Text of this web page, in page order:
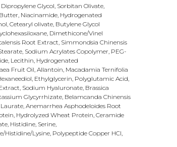
Glycol, Sorbitan Olivate,
Niacinamide, Hydrogenated
Cetearyl olivate, Butylene Glycol
Dimethicone/Vinel
Root Extract, Simmondsia Chinensis
Sodium Acrylates Copolymer, PEG-
Lecithin, Hydrogenated
Fruit Oil, Allantoin, Macadamia Ternifolia
Ethylglycerin, Polyglutamic Acid,
Sodium Hyaluronate, Brassica
Glycyrrhizate, Belamcanda Chinensis
Anemarrhea Asphodeloides Root
Hydrolyzed Wheat Protein, Ceramide
Histidine, Serine,
Lysine, Polypeptide Copper HCI,